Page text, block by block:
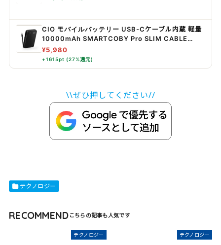
CIO モバイルバッテリー USB-Cケーブル内蔵 軽量
10000mAh SMARTCOBY Pro SLIM CABLE
35W (ブラック)
¥5,980
+1615pt (27%還元)
\\ぜひ押してください//
テクノロジー
RECOMMEND
テクノロジー テクノロジー